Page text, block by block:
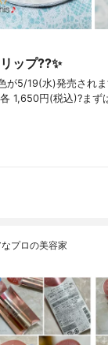
ップ??✨
が5/19(水)発売され
1,650円(税込)?まず
プロの美容家